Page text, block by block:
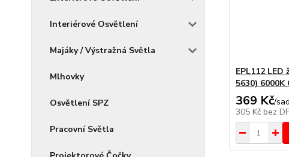
Interiérové Osvětlení
Majáky / Výstražná Světla
Mlhovky
Osvětlení SPZ
Pracovní Světla
EPL112
5630) 6000K
369 Kč/
305 Kč bez